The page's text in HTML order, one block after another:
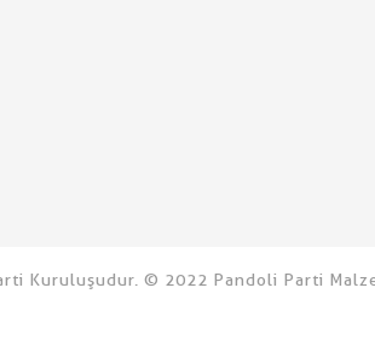
Kuruluşudur. © 2022 Pandoli Parti